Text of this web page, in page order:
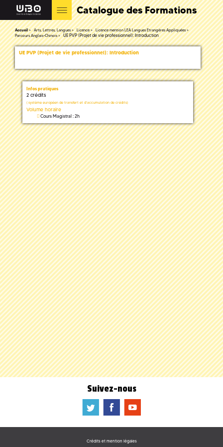
Catalogue des Formations
Accueil Arts, Lettres, Langues Licence
Licence mention LEA Langues Etrangères Appliquées
Parcours Anglais-Chinois
UE PVP (Projet de vie professionnel): Introduction
UE PVP (Projet de vie professionnel): Introduction
Infos pratiques
2 crédits
( système européen de transfert et d'accumulation de crédits)
Volume horaire
Cours Magistral : 2h
Suivez-nous
a b f
Crédits et mention légales